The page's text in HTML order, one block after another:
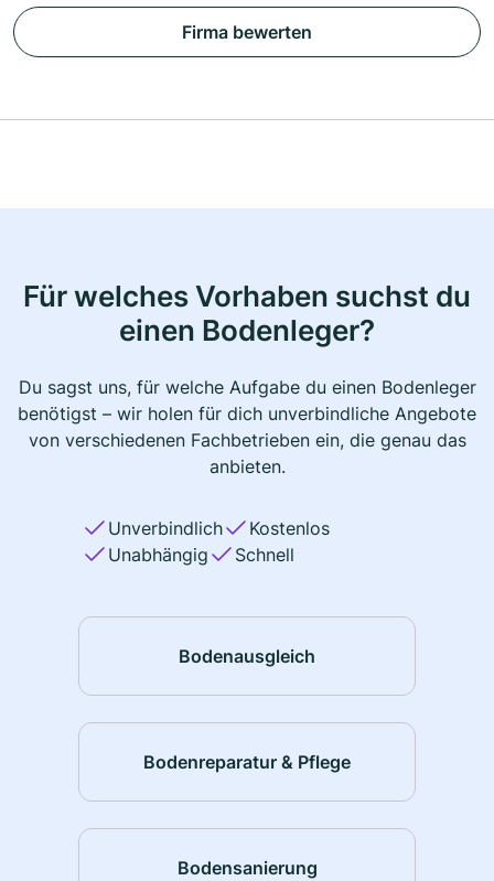
Firma bewerten
Für welches Vorhaben suchst du
einen Bodenleger?
Du sagst uns, für welche Aufgabe du einen Bodenleger
benötigst – wir holen für dich unverbindliche Angebote
von verschiedenen Fachbetrieben ein, die genau das
anbieten.
Unverbindlich
Kostenlos
Unabhängig
Schnell
Bodenausgleich
Bodenreparatur & Pflege
Bodensanierung